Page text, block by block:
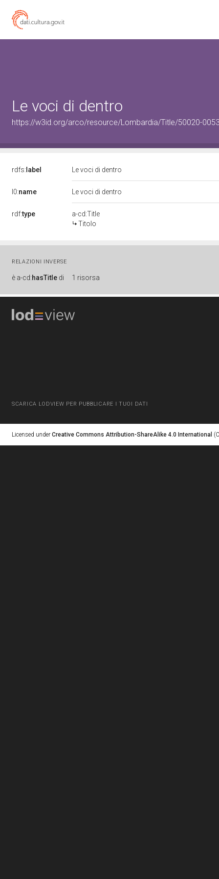
Le voci di dentro
https://w3id.org/arco/resource/Lombardia/Title/50020-
rdfs: label Le voci di dentro
l0:name Le voci di dentro
rdf:type
a-cd:Title
Titolo
RELAZIONI INVERSE
è a-cd:hasTitle di 1 risorsa
SCARICA LODVIEW PER PUBBLICARE I TUOI DATI
Licensed under Creative Commons Attribution-ShareAlike 4.0 International